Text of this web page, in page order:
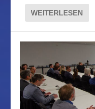
WEITERLESEN